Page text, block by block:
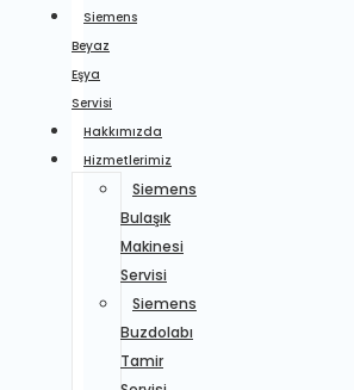
Siemens
Beyaz
Eşya
Servisi
Hakkımızda
Hizmetlerimiz
Siemens
Bulaşık
Makinesi
Servisi
Siemens
Buzdolabı
Tamir